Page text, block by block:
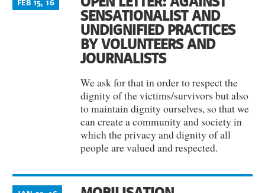
SENSATIONALIST AND
UNDIGNIFIED PRACTICES
BY VOLUNTEERS AND
JOURNALISTS
We ask for that in order to respect the
dignity of the victims/survivors but also
to maintain dignity ourselves, so that we
can create a community and society in
which the privacy and dignity of all
people are valued and respected.